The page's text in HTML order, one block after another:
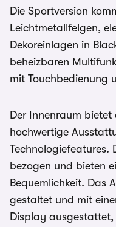
Die Sportversion
Leichtmetallfelgen,
Dekoreinlagen in
beheizbaren
mit Touchbedienung
Der Innenraum bietet
hochwertige
Technologiefeatures.
bezogen und bieten
Bequemlichkeit. Das
gestaltet und mit
Display